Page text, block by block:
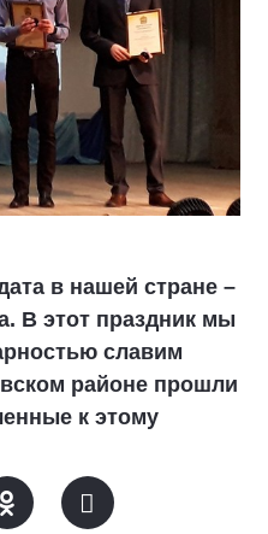
в нашей стране –
В этот праздник мы
славим
районе прошли
к этому